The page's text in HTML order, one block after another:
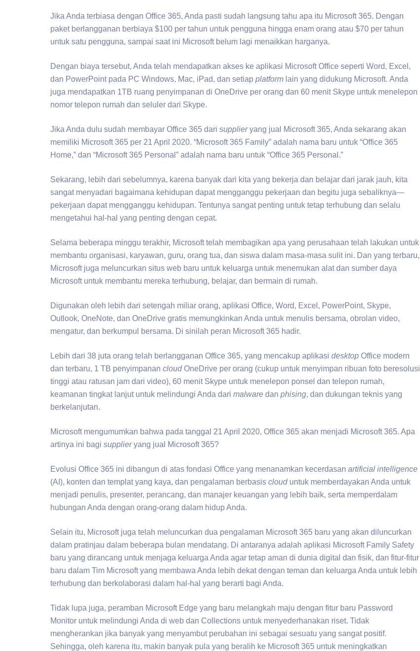
Jika Anda terbiasa dengan Office 365, Anda pasti sudah langsung tahu apa itu Microsoft 365. Dengan
paket berlangganan berbiaya $100 per tahun untuk pengguna hingga enam orang atau $70 per tahun
untuk satu pengguna, sampai saat ini Microsoft belum lagi menaikkan harganya.
Dengan biaya tersebut, Anda telah mendapatkan akses ke aplikasi Microsoft Office seperti Word, Excel,
dan PowerPoint pada PC Windows, Mac, iPad, dan setiap platform lain yang didukung Microsoft. Anda
juga mendapatkan 1TB ruang penyimpanan di OneDrive per orang dan 60 menit Skype untuk menelepon
nomor telepon rumah dan seluler dari Skype.
Jika Anda dulu sudah membayar Office 365 dari supplieryang jual Microsoft 365, Anda sekarang akan
memiliki Microsoft 365 per 21 April 2020. “Microsoft 365 Family” adalah nama baru untuk “Office 365
Home,” dan “Microsoft 365 Personal” adalah nama baru untuk “Office 365 Personal.”
Sekarang, lebih dari sebelumnya, karena banyak dari kita yang bekerja dan belajar dari jarak jauh, kita
sangat menyadari bagaimana kehidupan dapat mengganggu pekerjaan dan begitu juga sebaliknya—
pekerjaan dapat mengganggu kehidupan. Tentunya sangat penting untuk tetap terhubung dan selalu
mengetahui hal-hal yang penting dengan cepat.
Selama beberapa minggu terakhir, Microsoft telah membagikan apa yang perusahaan telah lakukan untuk
membantu organisasi, karyawan, guru, orang tua, dan siswa dalam masa-masa sulit ini. Dan yang terbaru,
Microsoft juga meluncurkan situs web baru untuk keluarga untuk menemukan alat dan sumber daya
Microsoft untuk membantu mereka terhubung, belajar, dan bermain di rumah.
Digunakan oleh lebih dari setengah miliar orang, aplikasi Office, Word, Excel, PowerPoint, Skype,
Outlook, OneNote, dan OneDrive gratis memungkinkan Anda untuk menulis bersama, obrolan video,
mengatur, dan berkumpul bersama. Di sinilah peran Microsoft 365 hadir.
Lebih dari 38 juta orang telah berlangganan Office 365, yang mencakup aplikasi desktop Office modern
dan terbaru, 1 TB penyimpanan cloudOneDrive per orang (cukup untuk menyimpan ribuan foto beresolusi
tinggi atau ratusan jam dari video), 60 menit Skype untuk menelepon ponsel dan telepon rumah,
keamanan tingkat lanjut untuk melindungi Anda dari malware dan phising, dan dukungan teknis yang
berkelanjutan.
Microsoft mengumumkan bahwa pada tanggal 21 April 2020, Office 365 akan menjadi Microsoft 365. Apa
artinya ini bagi supplieryang jual Microsoft 365?
Evolusi Office 365 ini dibangun di atas fondasi Office yang menanamkan kecerdasan artificial intelligence
(AI), konten dan templat yang kaya, dan pengalaman berbasis clouduntuk memberdayakan Anda untuk
menjadi penulis, presenter, perancang, dan manajer keuangan yang lebih baik, serta memperdalam
hubungan Anda dengan orang-orang dalam hidup Anda.
Selain itu, Microsoft juga telah meluncurkan dua pengalaman Microsoft 365 baru yang akan diluncurkan
dalam pratinjau dalam beberapa bulan mendatang. Di antaranya adalah aplikasi Microsoft Family Safety
baru yang dirancang untuk menjaga keluarga Anda agar tetap aman di dunia digital dan fisik, dan fitur-fitur
baru dalam Tim Microsoft yang membawa Anda lebih dekat dengan teman dan keluarga Anda untuk lebih
terhubung dan berkolaborasi dalam hal-hal yang berarti bagi Anda.
Tidak lupa juga, peramban Microsoft Edge yang baru melangkah maju dengan fitur baru Password
Monitor untuk melindungi Anda di web dan Collections untuk menyederhanakan riset. Tidak
mengherankan jika banyak yang menyambut perubahan ini sebagai sesuatu yang sangat positif.
Sehingga, oleh karena itu, makin banyak pula yang beralih ke Microsoft 365 untuk meningkatkan